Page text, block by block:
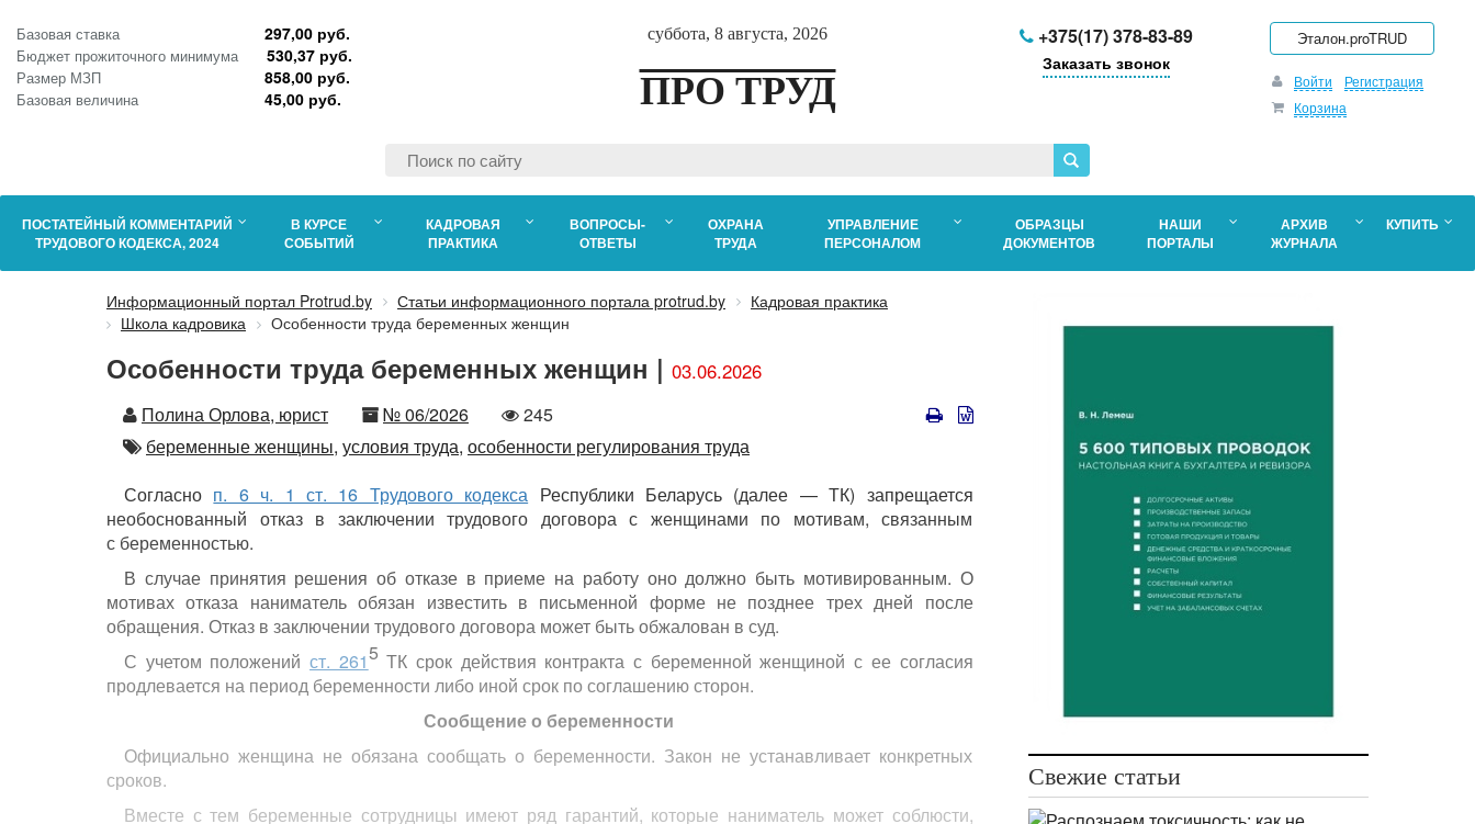
Базовая ставка 297,00 руб.
Бюджет прожиточного минимума 530,37 руб.
Размер МЗП 858,00 руб.
Базовая величина 45,00 руб.
суббота, 8 августа, 2026
ПРО ТРУД
+375(17) 378-83-89
Заказать звонок
Эталон.proTRUD
Войти
Регистрация
Корзина
ПОСТАТЕЙНЫЙ КОММЕНТАРИЙ
ТРУДОВОГО КОДЕКСА, 2024
В КУРСЕ
СОБЫТИЙ
КАДРОВАЯ
ПРАКТИКА
ВОПРОСЫ-
ОТВЕТЫ
ОХРАНА
ТРУДА
УПРАВЛЕНИЕ
ПЕРСОНАЛОМ
ОБРАЗЦЫ
ДОКУМЕНТОВ
НАШИ
ПОРТАЛЫ
АРХИВ
ЖУРНАЛА
КУПИТЬ
Информационный портал Protrud.by Статьи информационного портала protrud.by
Кадровая практика
Школа кадровика
Особенности труда беременных женщин
Особенности труда беременных женщин | 03.06.2026
Автор
Полина Орлова, юрист Номер
№ 06/2026
Количество
просмотров
245
Автор
беременные женщины, условия труда, особенности регулирования труда
Согласно п. 6 ч. 1 ст. 16 Трудового кодекса Республики Беларусь (далее — ТК) запрещается
необоснованный отказ в заключении трудового договора с женщинами по мотивам, связанным
с беременностью.
В случае принятия решения об отказе в приеме на работу оно должно быть мотивированным. О
мотивах отказа наниматель обязан известить в письменной форме не позднее трех дней после
обращения. Отказ в заключении трудового договора может быть обжалован в суд.
С учетом положенийст. 2615 ТК срок действия контракта с беременной женщиной с ее согласия
продлевается на период беременности либо иной срок по соглашению сторон.
Сообщение о беременности
Официально женщина не обязана сообщать о беременности. Закон не устанавливает конкретных
сроков.
Вместе с тем беременные сотрудницы имеют ряд гарантий, которые наниматель может соблюсти,
Свежие статьи